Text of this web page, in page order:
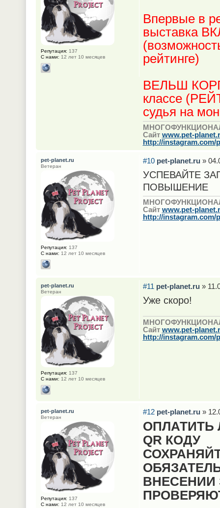
Впервые в
выставка
рейтинге)
ВЕЛЬШ
классе
судья на
Сайт www.pet-
http://instagram.com/
Репутация: 137
С нами: 12 лет 10 месяцев
#10 pet-planet.ru »
УСПЕВАЙТЕ
ПОВЫШЕНИЕ
Сайт www.pet-
http://instagram.com/
pet-planet.ru
Ветеран
Репутация: 137
С нами: 12 лет 10 месяцев
#11 pet-planet.ru »
Уже скоро!
Сайт www.pet-
http://instagram.com/
pet-planet.ru
Ветеран
Репутация: 137
С нами: 12 лет 10 месяцев
#12 pet-planet.ru »
QR КОДУ
ВНЕСЕНИИ
pet-planet.ru
Ветеран
Репутация: 137
С нами: 12 лет 10 месяцев